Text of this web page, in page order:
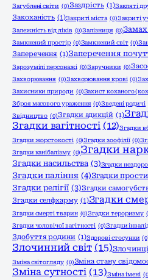
Загублені світи (0)Заздрість (1)Закляті
Закоханість (1)Закриті міста (0)Закриті
Залежність від ліків (0)Залізниця (0)
Замкнений простір (0)Замкнений світ (0)
Заперечення (1)Заперечення
Зарозумілі персонажі (0)Заручники (0)
Захворювання (0)Захворювання крові (0)
Захисники природи (0)Захист коханого
Зброя масового ураження (0)Зведені родичі
Звідництво (0)Згадки адикцій (1)
Згадки вагітності (12)Згадки
Згадки жорстокості (0)Згадки зоофілії (0)
Згадки канібалізму (0)Згадки
Згадки насильства (3)Згадки
Згадки паління (4)Згадки
Згадки релігії (3)Згадки
Згадки селфхарму (1)Згадки
Згадки смерті тварин (0)Згадки тероризму
Згадки чоловічої вагітності (0)Згадки
Здобуття родини (1)Здорові стосунки
Злочинний світ (15)Злочинці
Зміна світогляду (0)Зміна стану
Зміна сутності (13)Зміна імені